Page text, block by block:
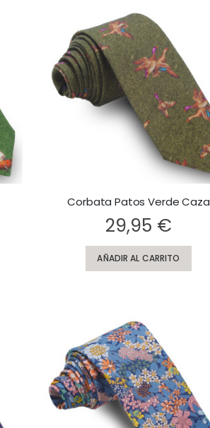
Corbata Patos Verde Caza
29,95 €
AÑADIR AL CARRITO